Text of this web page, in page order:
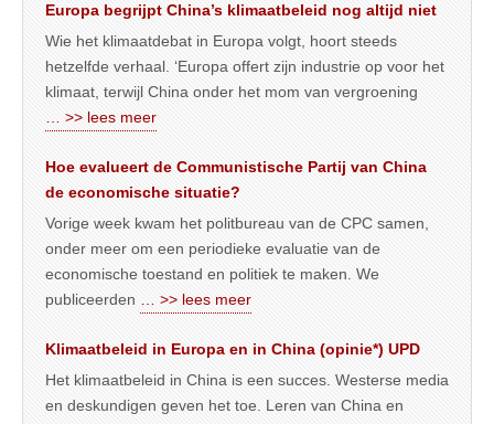
Europa begrijpt China’s klimaatbeleid nog altijd niet
Wie het klimaatdebat in Europa volgt, hoort steeds
hetzelfde verhaal. ‘Europa offert zijn industrie op voor het
klimaat, terwijl China onder het mom van vergroening
… >> lees meer
Hoe evalueert de Communistische Partij van China
de economische situatie?
Vorige week kwam het politbureau van de CPC samen,
onder meer om een periodieke evaluatie van de
economische toestand en politiek te maken. We
publiceerden … >> lees meer
Klimaatbeleid in Europa en in China (opinie*) UPD
Het klimaatbeleid in China is een succes. Westerse media
en deskundigen geven het toe. Leren van China en